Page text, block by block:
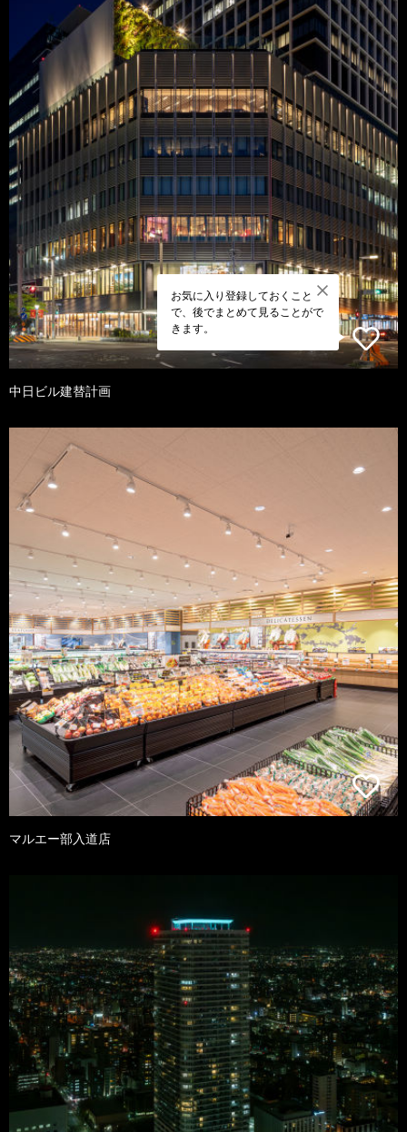
お気に入り登録しておくこと
で、後でまとめて見ることがで
きます。
中日ビル建替計画
マルエー部入道店